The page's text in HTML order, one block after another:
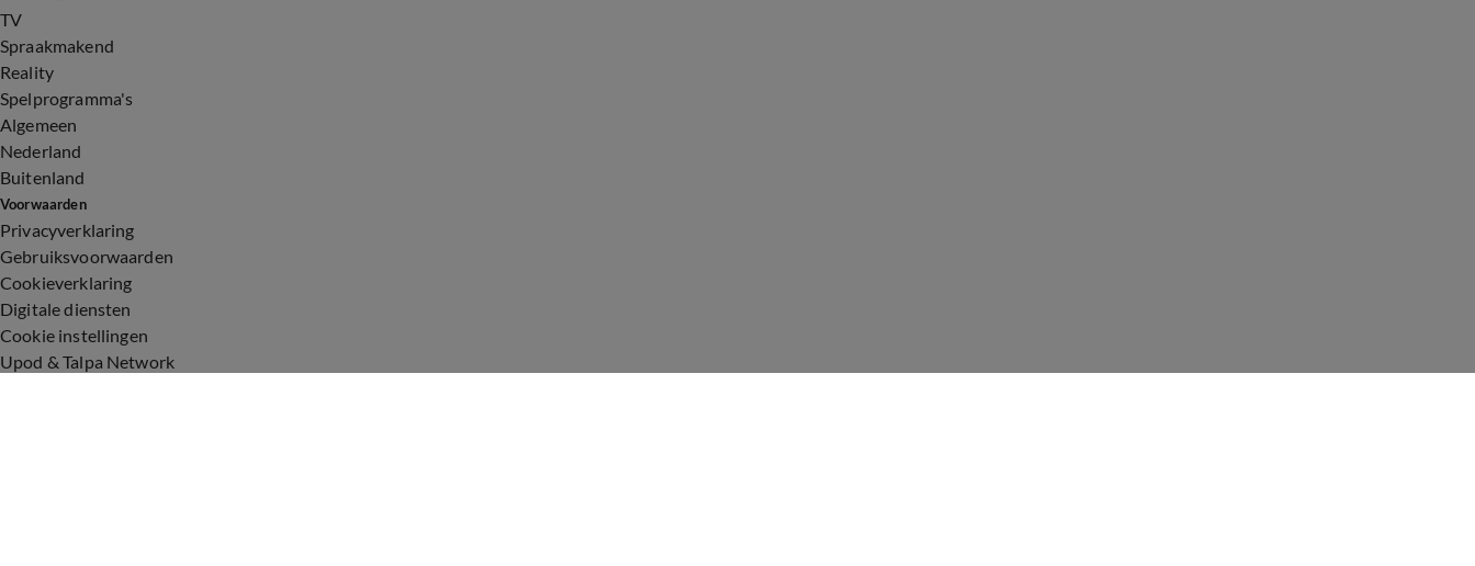
TV
Spraakmakend
Reality
Spelprogramma's
Algemeen
Nederland
Buitenland
Voorwaarden
Privacyverklaring
Gebruiksvoorwaarden
Cookieverklaring
Digitale diensten
Cookie instellingen
Upod & Talpa Network